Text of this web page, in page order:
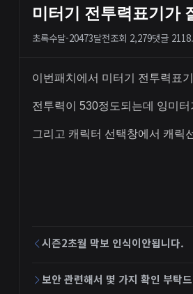
미터기 전투력표기가
초록수달-20473달전조회 2,279댓글 2
이번패치에서 미터기 전투력표
전투력이 530정도되는데 잉미
그리고 캐릭터 선택창에서 캐릭
시즌2초월 막보 인식이안됩니다.
보안 관련해서 몇 가지 확인 부탁